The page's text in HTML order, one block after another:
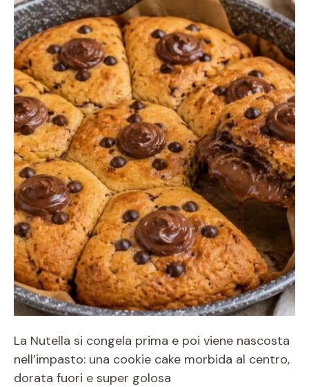
La Nutella si congela prima e poi viene nascosta
nell’impasto: una cookie cake morbida al centro,
dorata fuori e super golosa